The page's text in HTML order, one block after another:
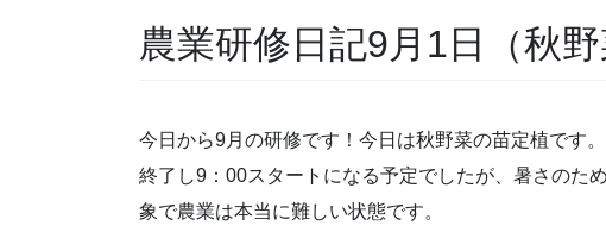
農業研修日記9月1日（秋野
今日から9月の研修です！今日は秋野菜の苗定植です
終了し9：00スタートになる予定でしたが、暑さのた
象で農業は本当に難しい状態です。